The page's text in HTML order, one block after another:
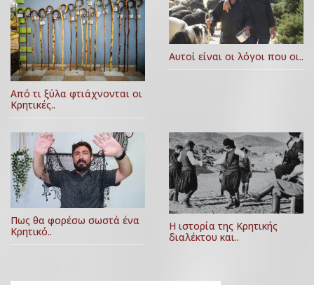
Από τι ξύλα φτιάχνονται οι
Κρητικές..
Αυτοί είναι οι λόγοι που οι..
Πως θα φορέσω σωστά ένα
Κρητικό..
Η ιστορία της Κρητικής
διαλέκτου και..